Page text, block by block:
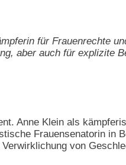
für Frauenrechte
aber auch für explizite
Anne Klein als
Frauensenatorin in
von